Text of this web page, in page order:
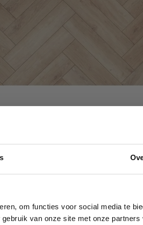
om functies voor social media te
van onze site met onze partners
Eiken
37,95